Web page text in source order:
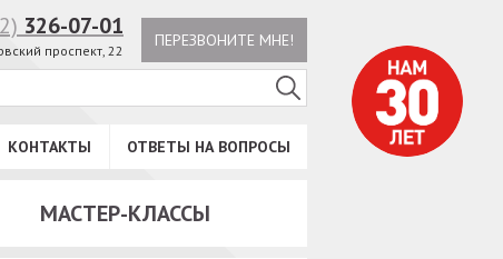
ПЕРЕЗВОНИТЕ МНЕ!
326-07-01
проспект, 22
КОНТАКТЫ ОТВЕТЫ НА ВОПРОСЫ
МАСТЕР-КЛАССЫ